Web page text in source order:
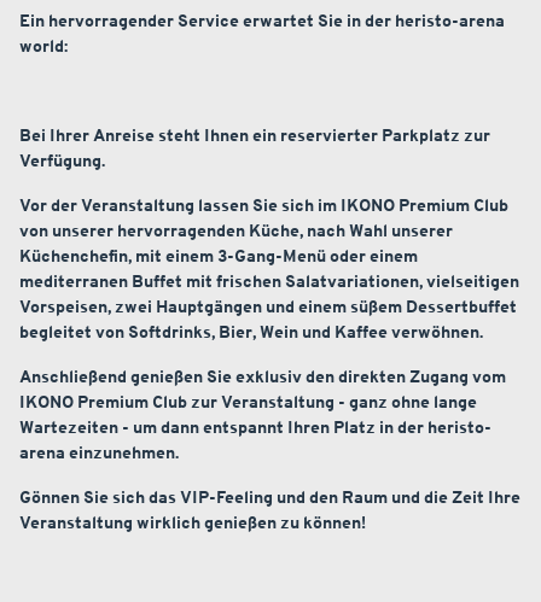
Ein hervorragender Service erwartet Sie in der heristo-arena
world:
Bei Ihrer Anreise steht Ihnen ein reservierter Parkplatz zur
Verfügung.
Vor der Veranstaltung lassen Sie sich im IKONO Premium Club
von unserer hervorragenden Küche, nach Wahl unserer
Küchenchefin, mit einem 3-Gang-Menü oder einem
mediterranen Buffet mit frischen Salatvariationen, vielseitigen
Vorspeisen, zwei Hauptgängen und einem süßem Dessertbuffet
begleitet von Softdrinks, Bier, Wein und Kaffee verwöhnen.
Anschließend genießen Sie exklusiv den direkten Zugang vom
IKONO Premium Club zur Veranstaltung - ganz ohne lange
Wartezeiten - um dann entspannt Ihren Platz in der heristo-
arena einzunehmen.
Gönnen Sie sich das VIP-Feeling und den Raum und die Zeit Ihre
Veranstaltung wirklich genießen zu können!